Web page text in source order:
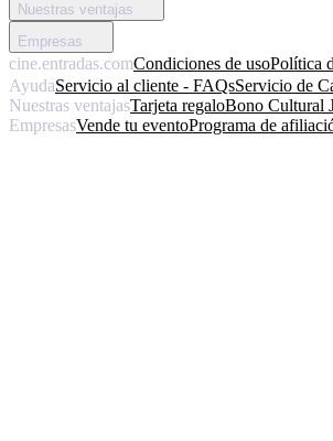
Nuestras ventajas
Empresas
cine.entradas.comCondiciones de usoPolítica
AyudaServicio al cliente - FAQsServicio de
Nuestras ventajasTarjeta regaloBono Cultural
EmpresasVende tu eventoPrograma de